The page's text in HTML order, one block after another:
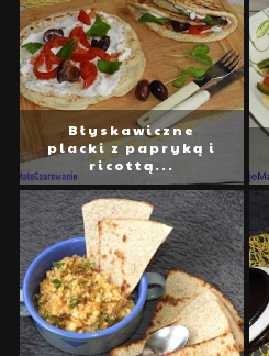
Błyskawiczne
placki z papryką i
ricottą...